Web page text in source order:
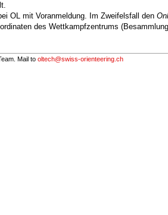
OL mit Voranmeldung. Im Zweifelsfall den
des Wettkampfzentrums
Mail to oltech@swiss-orienteering.ch